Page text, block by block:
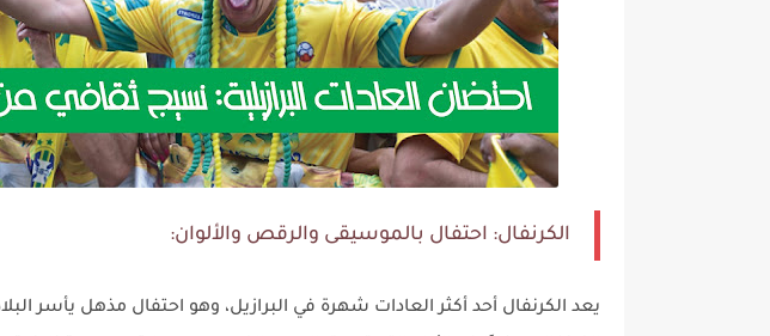
الكرنفال: احتفال بالموسيقى والرقص والألوان:
يعد الكرنفال أحد أكثر العادات شهرة في البرازيل، وهو احتفال مذهل يأسر